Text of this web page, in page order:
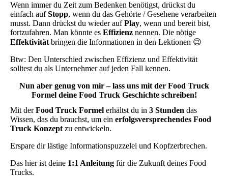
Wenn immer du Zeit zum Bedenken benötigst, drückst du
einfach aufStopp, wenn du das Gehörte / Gesehene verarbeiten
musst. Dann drückst du wieder aufPlay, wenn und bereit bist,
fortzufahren. Man könnte es Effizienz nennen. Die nötige
Effektivität bringen die Informationen in den Lektionen 😉
Btw: Den Unterschied zwischen Effizienz und Effektivität
solltest du als Unternehmer auf jeden Fall kennen.
Nun aber genug von mir – lass uns mit der Food Truck
Formel deine Food Truck Geschichte schreiben!
Mit derFood Truck Formel erhältst du in 3 Stunden das
Wissen, das du brauchst, um ein erfolgsversprechendes Food
Truck Konzept zu entwickeln.
Erspare dir lästige Informationspuzzelei und Kopfzerbrechen.
Das hier ist deine 1:1 Anleitung für die Zukunft deines Food
Trucks.